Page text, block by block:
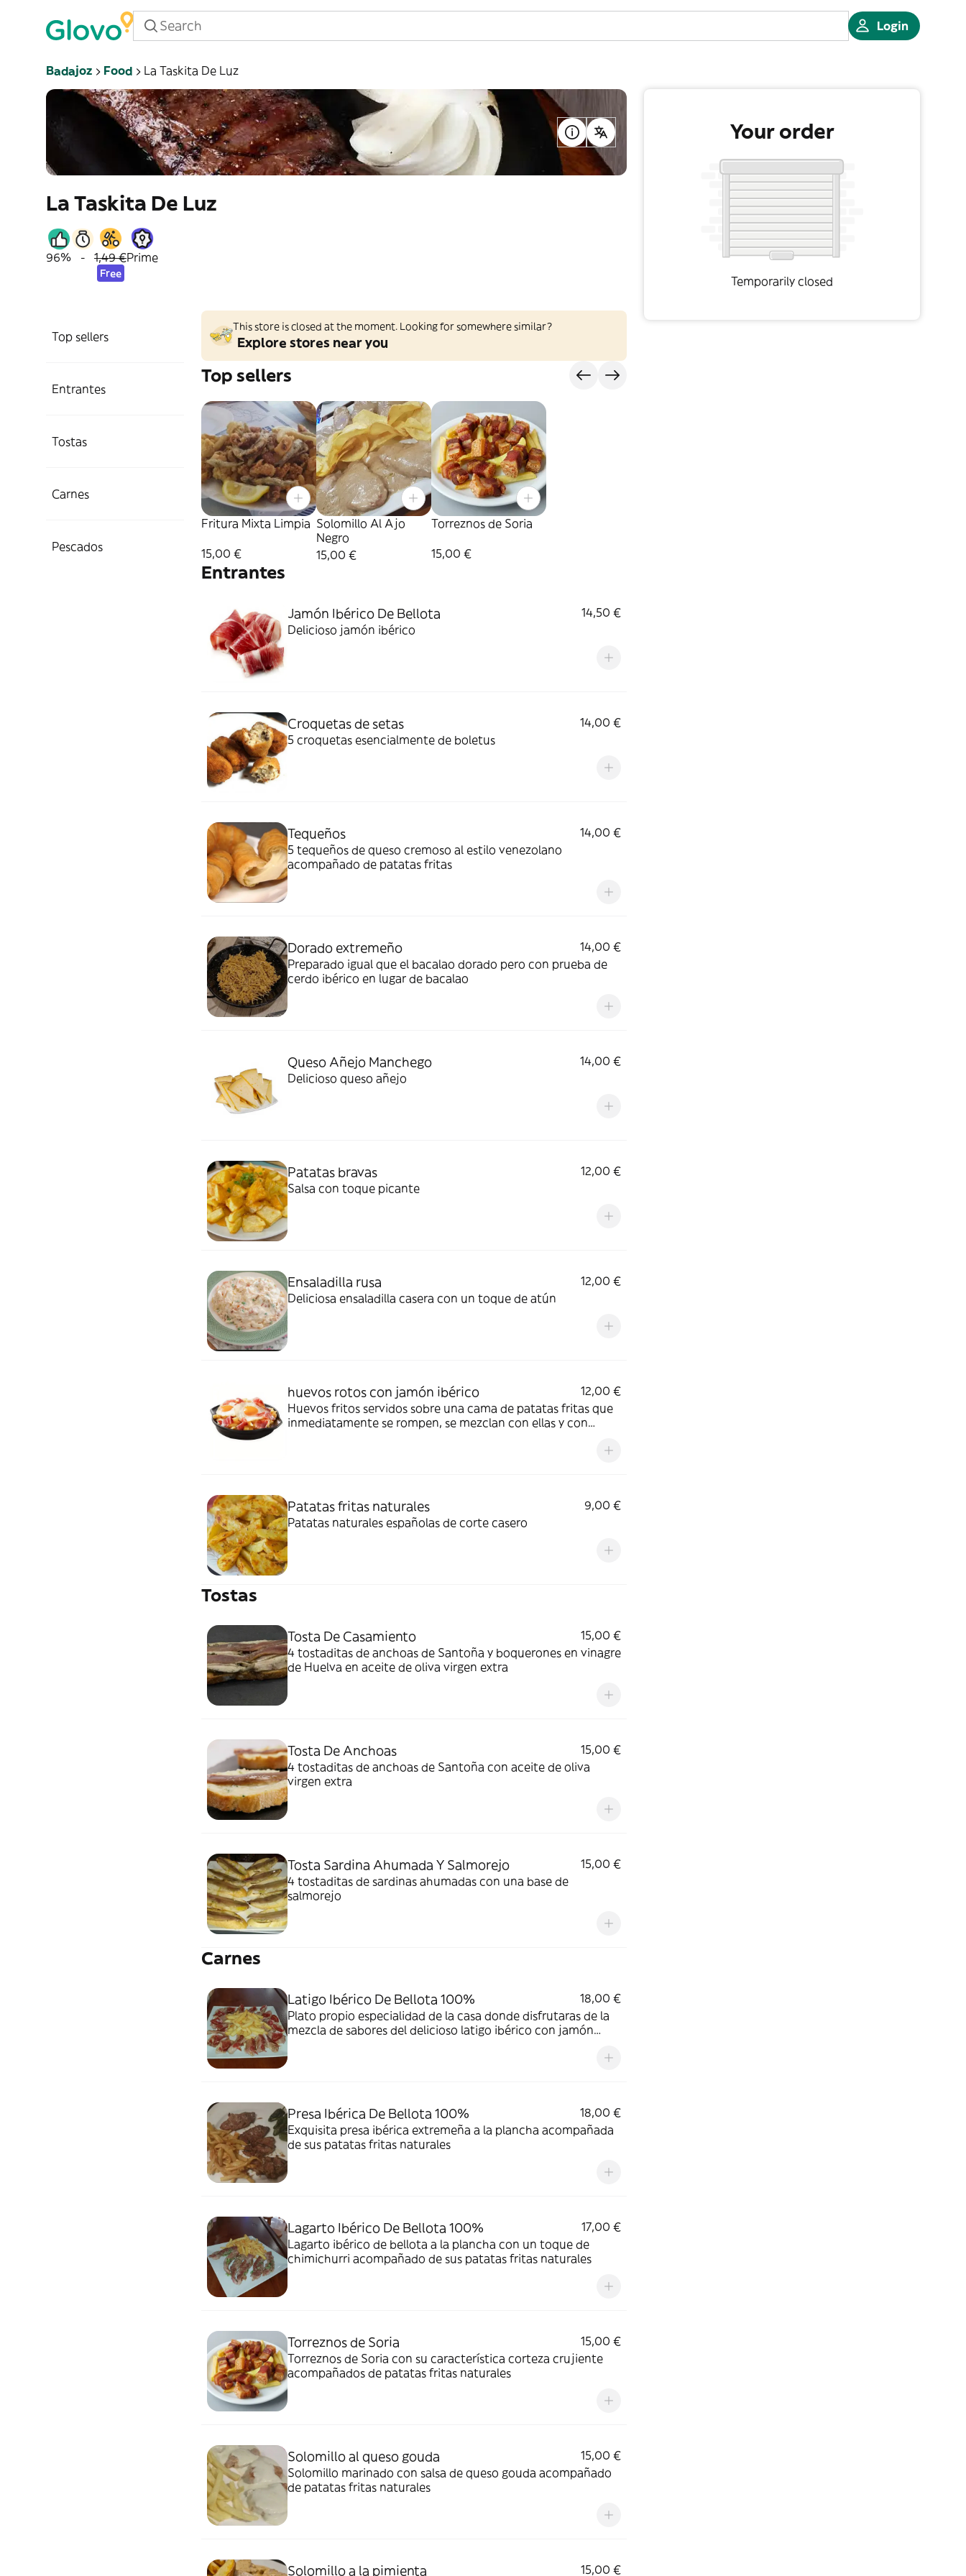
Login
Badajoz Food La Taskita De Luz
La Taskita De Luz
96% - 1,49 €
Free
Prime
Top sellers
Entrantes
Tostas
Carnes
Pescados
This store is closed at the moment. Looking for somewhere similar?
Explore stores near you
Top sellers
Fritura Mixta Limpia
15,00 €
Solomillo Al Ajo
Negro
15,00 €
Torreznos de Soria
15,00 €
Entrantes
Jamón Ibérico De Bellota
14,50 €
Delicioso jamón ibérico
Croquetas de setas
14,00 €
5 croquetas esencialmente de boletus
Tequeños
14,00 €
5 tequeños de queso cremoso al estilo venezolano
acompañado de patatas fritas
Dorado extremeño
14,00 €
Preparado igual que el bacalao dorado pero con prueba de
cerdo ibérico en lugar de bacalao
Queso Añejo Manchego
14,00 €
Delicioso queso añejo
Patatas bravas
12,00 €
Salsa con toque picante
Ensaladilla rusa
12,00 €
Deliciosa ensaladilla casera con un toque de atún
huevos rotos con jamón ibérico
12,00 €
Huevos fritos servidos sobre una cama de patatas fritas que
inmediatamente se rompen, se mezclan con ellas y con
Patatas fritas naturales
9,00 €
Patatas naturales españolas de corte casero
Tostas
Tosta De Casamiento
15,00 €
4 tostaditas de anchoas de Santoña y boquerones en vinagre
de Huelva en aceite de oliva virgen extra
Tosta De Anchoas
15,00 €
4 tostaditas de anchoas de Santoña con aceite de oliva
virgen extra
Tosta Sardina Ahumada Y Salmorejo
15,00 €
4 tostaditas de sardinas ahumadas con una base de
salmorejo
Carnes
Latigo Ibérico De Bellota 100%
18,00 €
Plato propio especialidad de la casa donde disfrutaras de la
mezcla de sabores del delicioso latigo ibérico con jamón
Presa Ibérica De Bellota 100%
18,00 €
Exquisita presa ibérica extremeña a la plancha acompañada
de sus patatas fritas naturales
Lagarto Ibérico De Bellota 100%
17,00 €
Lagarto ibérico de bellota a la plancha con un toque de
chimichurri acompañado de sus patatas fritas naturales
Torreznos de Soria
15,00 €
Torreznos de Soria con su característica corteza crujiente
acompañados de patatas fritas naturales
Solomillo al queso gouda
15,00 €
Solomillo marinado con salsa de queso gouda acompañado
de patatas fritas naturales
Solomillo a la pimienta 15,00 €
Your order
Temporarily closed